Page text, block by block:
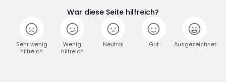
War diese Seite hilfreich?
Sehr wenig
hilfreich
Wenig
hilfreich
Neutral Gut Ausgezeichnet